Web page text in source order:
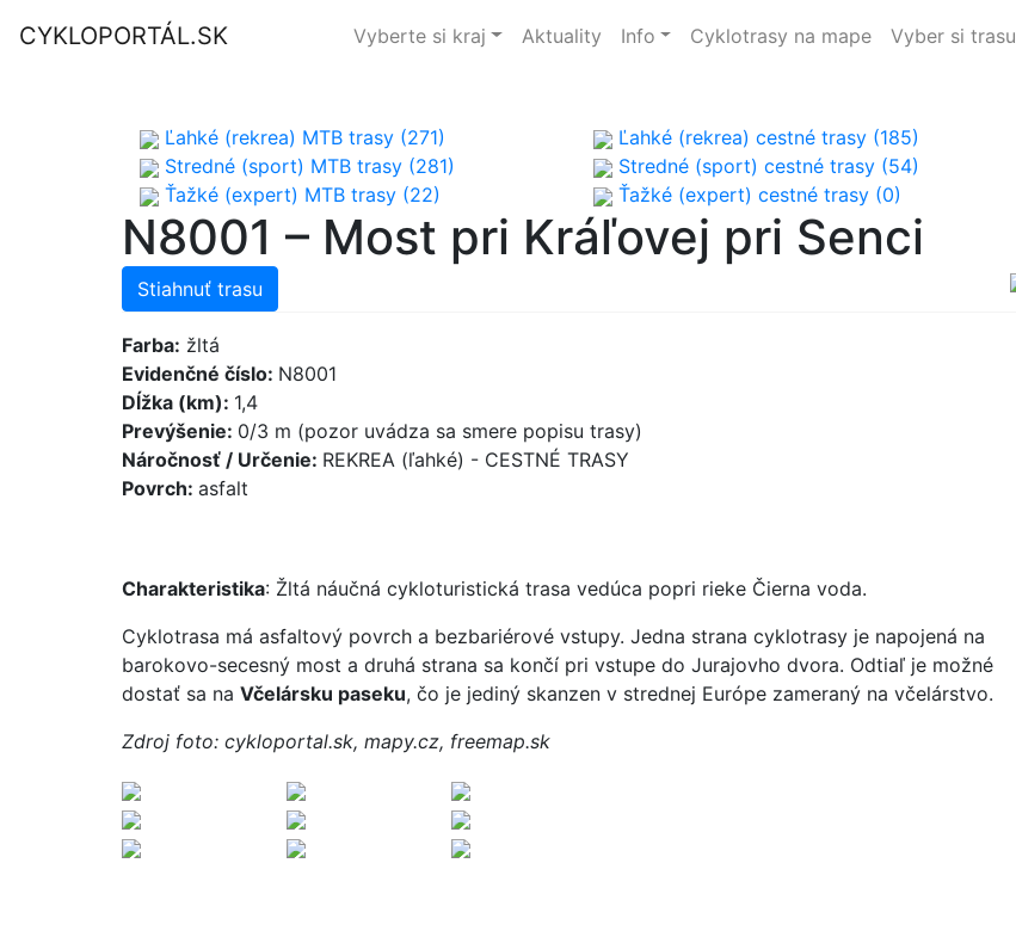
CYKLOPORTÁL.SK Vyberte si kraj Aktuality Info Cyklotrasy na mape Vyber si trasu
Ľahké (rekrea) MTB trasy (271)
Stredné (sport) MTB trasy (281)
Ťažké (expert) MTB trasy (22)
Ľahké (rekrea) cestné trasy (185)
Stredné (sport) cestné trasy (54)
Ťažké (expert) cestné trasy (0)
N8001 – Most pri Kráľovej pri Senci
Stiahnuť trasu
Farba: žltá
Evidenčné číslo: N8001
Dĺžka (km): 1,4
Prevýšenie: 0/3 m (pozor uvádza sa smere popisu trasy)
Náročnosť / Určenie: REKREA (ľahké) - CESTNÉ TRASY
Povrch: asfalt
Charakteristika: Žltá náučná cykloturistická trasa vedúca popri rieke Čierna voda.
Cyklotrasa má asfaltový povrch a bezbariérové vstupy. Jedna strana cyklotrasy je napojená na
barokovo-secesný most a druhá strana sa končí pri vstupe do Jurajovho dvora. Odtiaľ je možné
dostať sa na Včelársku paseku, čo je jediný skanzen v strednej Európe zameraný na včelárstvo.
Zdroj foto: cykloportal.sk, mapy.cz, freemap.sk